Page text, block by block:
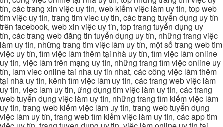
tín, các trang xin việc uy tín, web kiếm việc làm uy tín, top web
tìm việc uy tín, trang tim viec uy tin, các trang tuyển dụng uy tín
trên facebook, web xin việc uy tín, top trang tuyển dụng uy
tín, các trang web đăng tin tuyển dụng uy tín, những trang việc
làm uy tín, những trang tìm việc làm uy tín, một số trang web tìm
việc uy tín, tìm việc làm thêm tại nhà uy tín, tìm việc làm online
uy tín, việc làm trên mạng uy tín, những trang tìm việc online uy
tín, lam viec online tai nha uy tin nhat, các công việc làm thêm
tại nhà uy tín, kênh tìm việc làm uy tín, các trang web việc làm
uy tín, viec lam uy tin, ứng dụng tìm việc làm uy tín, các trang
web tuyển dụng việc làm uy tín, những trang tìm kiếm việc làm
uy tín, trang web kiếm việc làm uy tín, trang web tuyển dụng
việc làm uy tín, trang web tìm kiếm việc làm uy tín, các app tìm